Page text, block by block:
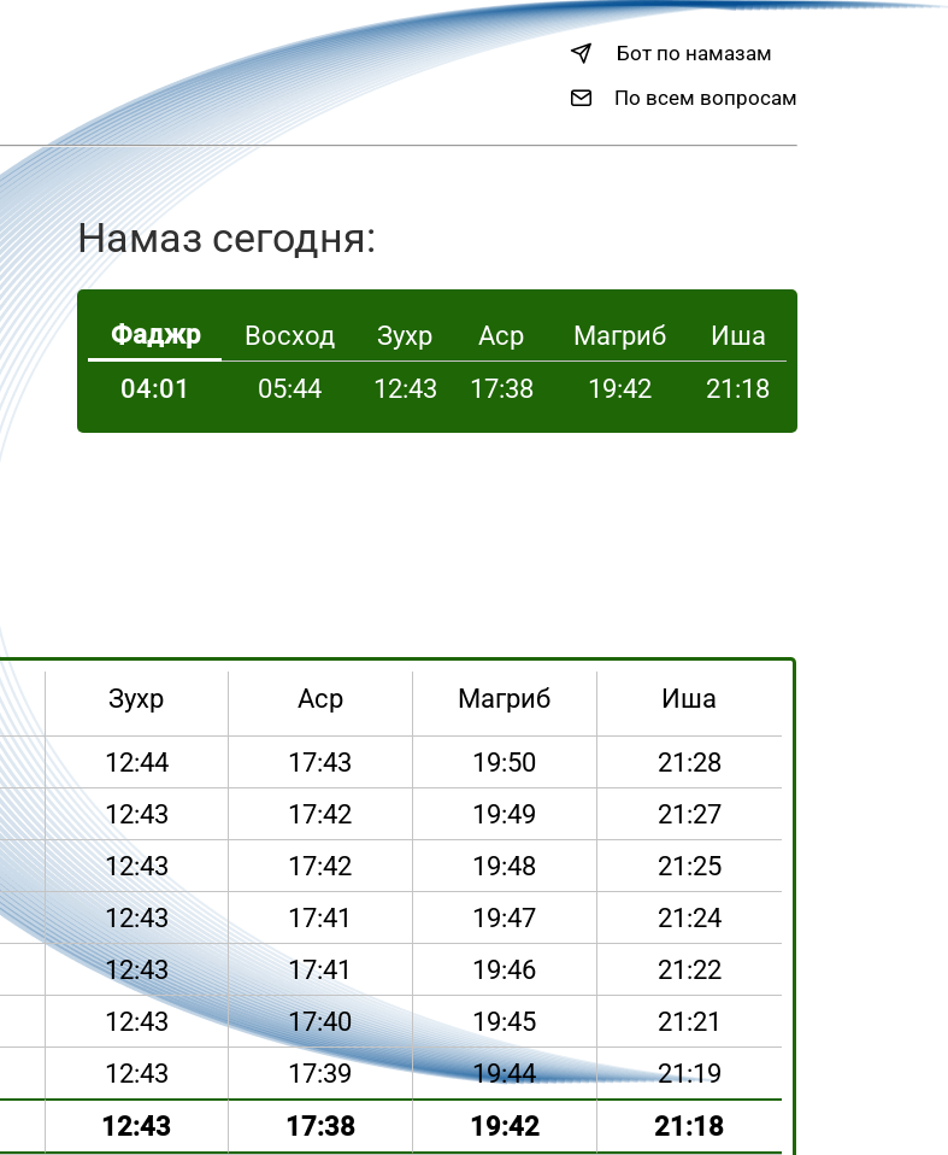
Бот по намазам
По всем вопросам
Намаз сегодня:
Фаджр Восход Зухр Аср Магриб
Иша
04:01
05:44 12:43 17:38 19:42 21:18
Зухр Аср Магриб Иша
12:44 17:43 19:50
21:28
12:43 17:42 19:49
21:27
12:43 17:42 19:48
21:25
12:43 17:41 19:47
21:24
12:43 17:41 19:46
21:22
12:43 17:40 19:45
21:21
12:43 17:39 19:44
21:19
12:43 17:38 19:42
21:18